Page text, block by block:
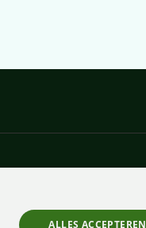
ALLES ACCEPTEREN